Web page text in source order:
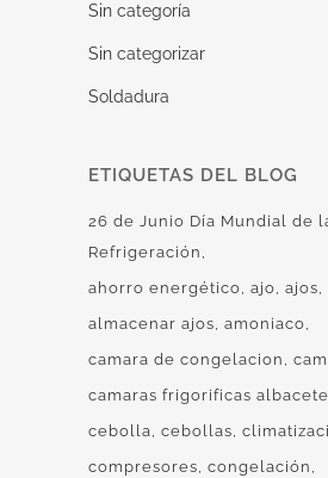
Sin categoría
Sin categorizar
Soldadura
ETIQUETAS DEL BLOG
26 de Junio Día Mundial de
Refrigeración
ahorro energético ajo ajos
almacenar ajos amoniaco
camara de congelacion
camaras frigorificas albacete
cebolla cebollas
compresores congelación